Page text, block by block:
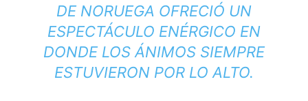
DE NORUEGA OFRECIÓ UN
ESPECTÁCULO ENÉRGICO EN
DONDE LOS ÁNIMOS SIEMPRE
ESTUVIERON POR LO ALTO.